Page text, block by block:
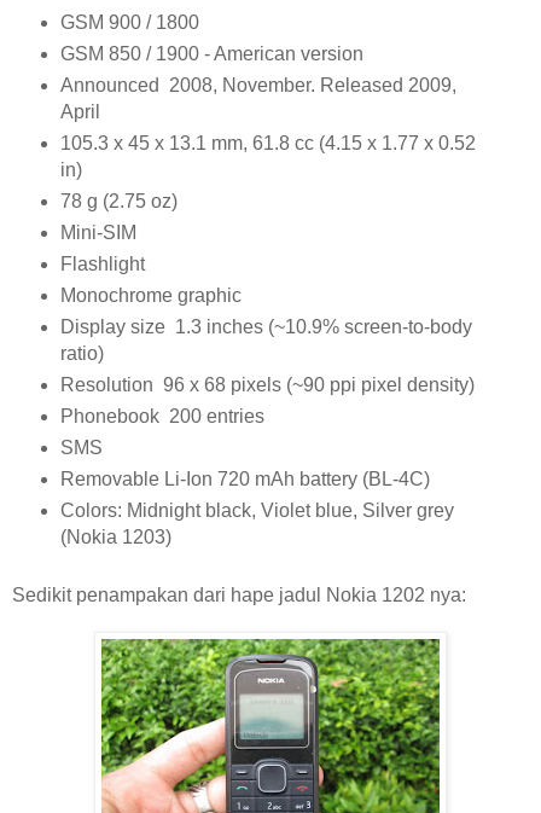
GSM 900 / 1800
GSM 850 / 1900 - American version
Announced 2008, November. Released 2009,
April
105.3 x 45 x 13.1 mm, 61.8 cc (4.15 x 1.77 x 0.52
in)
78 g (2.75 oz)
Mini-SIM
Flashlight
Monochrome graphic
Display size 1.3 inches (~10.9% screen-to-body
ratio)
Resolution 96 x 68 pixels (~90 ppi pixel density)
Phonebook 200 entries
SMS
Removable Li-Ion 720 mAh battery (BL-4C)
Colors: Midnight black, Violet blue, Silver grey
(Nokia 1203)
Sedikit penampakan dari hape jadul Nokia 1202 nya: